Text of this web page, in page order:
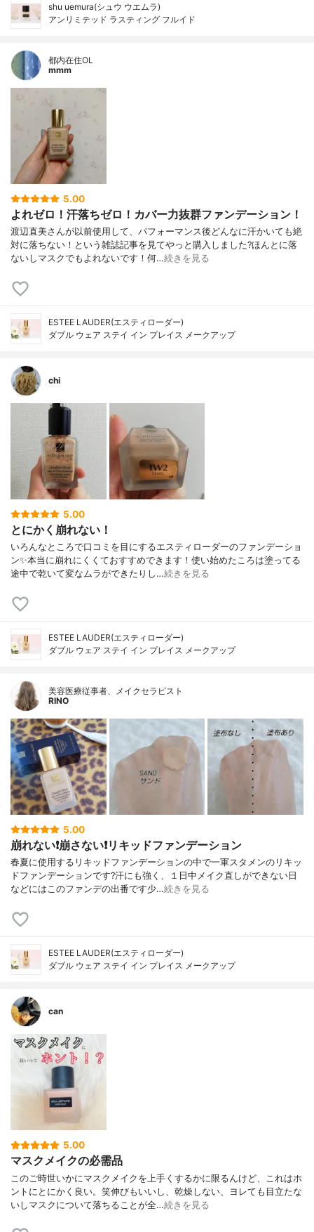
shu uemura(シュウ ウエムラ)
アンリミテッド ラスティング フルイド
都内在住OL
mmm
5.00
よれゼロ！汗落ちゼロ！カバー力抜群ファンデーション！
渡辺直美さんが以前使用して、パフォーマンス後どんなに汗かいても絶
対に落ちない！という雑誌記事を見てやっと購入しました?ほんとに落
ないしマスクでもよれないです！何…続きを見る
ESTEE LAUDER(エスティローダー)
ダブル ウェア ステイ イン プレイス メークアップ
chi
5.00
とにかく崩れない！
いろんなところで口コミを目にするエスティローダーのファンデーショ
ン✨本当に崩れにくくておすすめできます！使い始めたころは塗ってる
途中で乾いて変なムラができたりし…続きを見る
ESTEE LAUDER(エスティローダー)
ダブル ウェア ステイ イン プレイス メークアップ
美容医療従事者、メイクセラピスト
RINO
5.00
崩れない❗️崩さない❗️リキッドファンデーション
春夏に使用するリキッドファンデーションの中で一軍スタメンのリキッ
ドファンデーションです?汗にも強く、１日中メイク直しができない日
などにはこのファンデの出番です少…続きを見る
ESTEE LAUDER(エスティローダー)
ダブル ウェア ステイ イン プレイス メークアップ
can
5.00
マスクメイクの必需品
このご時世いかにマスクメイクを上手くするかに限るんけど、これはホ
ントにとにかく良い。笑伸びもいいし、乾燥しない、ヨレても目立たな
いしマスクについて落ちることが全…続きを見る